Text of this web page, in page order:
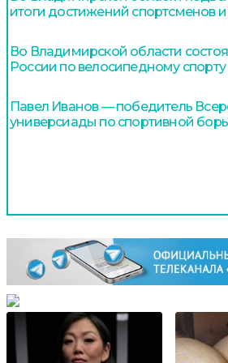
итоги достижений спортсменов
Во Владимирской области
России по велосипедному спорту
Павел Иванов — победитель
универсиады по спортивной